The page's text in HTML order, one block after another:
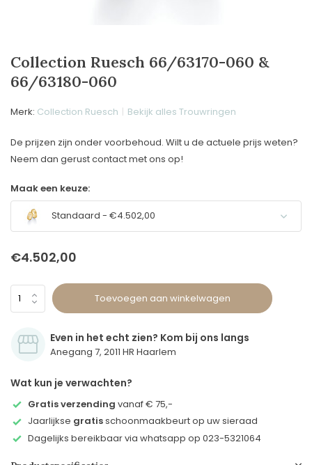
Collection Ruesch 66/63170-060 &
66/63180-060
Merk: Collection Ruesch Bekijk alles Trouwringen
De prijzen zijn onder voorbehoud. Wilt u de actuele prijs weten?
Neem dan gerust contact met ons op!
Maak een keuze:
Standaard - €4.502,00
€4.502,00
Toevoegen aan winkelwagen
Even in het echt zien? Kom bij ons langs
Anegang 7, 2011 HR Haarlem
Wat kun je verwachten?
Gratis verzending vanaf € 75,-
Jaarlijkse gratisschoonmaakbeurt op uw sieraad
Dagelijks bereikbaar via whatsapp op 023-5321064